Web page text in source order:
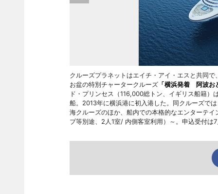
クルーズプラネットはエイチ・アイ・エスと共同
お盆の特別チャータークルーズ「横浜発着 阿波お
ド・プリンセス（116,000総トン、イギリス船籍
船。2013年に横浜港に初入港した。同クルーズで
海クルーズのほか、船内での本格的なエンターテ
プ等別途、2人1室/ 内側客室利用）～。申込受付は